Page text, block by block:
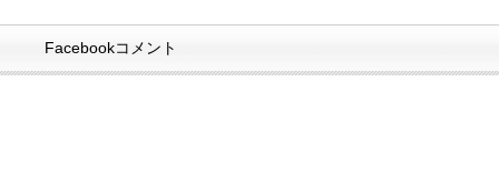
Facebookコメント